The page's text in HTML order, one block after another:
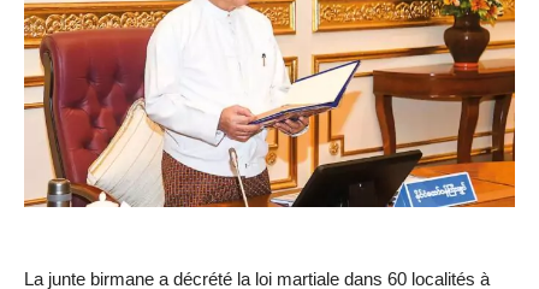
La junte birmane a décrété la loi martiale dans 60 localités à